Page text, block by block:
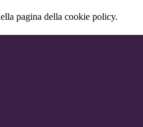
pagina della cookie policy.